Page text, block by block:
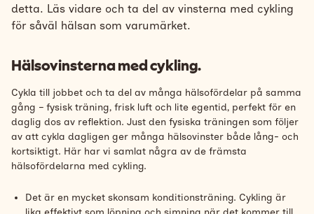
detta. Läs vidare och ta del av vinsterna med cykling
för såväl hälsan som varumärket.
Hälsovinsterna med cykling.
Cykla till jobbet och ta del av många hälsofördelar på samma
gång – fysisk träning, frisk luft och lite egentid, perfekt för en
daglig dos av reflektion. Just den fysiska träningen som följer
av att cykla dagligen ger många hälsovinster både lång- och
kortsiktigt. Här har vi samlat några av de främsta
hälsofördelarna med cykling.
Det är en mycket skonsam konditionsträning. Cykling är